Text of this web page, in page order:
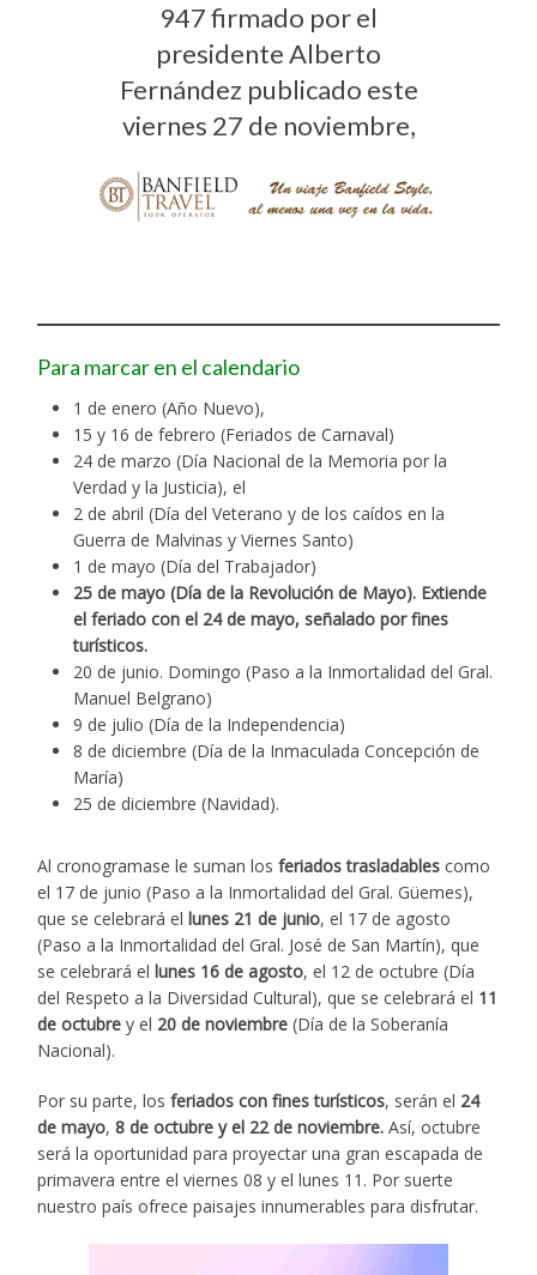
947 firmado por el
presidente Alberto
Fernández publicado este
viernes 27 de noviembre,
Para marcar en el calendario
1 de enero (Año Nuevo),
15 y 16 de febrero (Feriados de Carnaval)
24 de marzo (Día Nacional de la Memoria por la
Verdad y la Justicia), el
2 de abril (Día del Veterano y de los caídos en la
Guerra de Malvinas y Viernes Santo)
1 de mayo (Día del Trabajador)
25 de mayo (Día de la Revolución de Mayo). Extiende
el feriado con el 24 de mayo, señalado por fines
turísticos.
20 de junio. Domingo (Paso a la Inmortalidad del Gral.
Manuel Belgrano)
9 de julio (Día de la Independencia)
8 de diciembre (Día de la Inmaculada Concepción de
María)
25 de diciembre (Navidad).
Al cronogramase le suman los feriados trasladables como
el 17 de junio (Paso a la Inmortalidad del Gral. Güemes),
que se celebrará el lunes 21 de junio, el 17 de agosto
(Paso a la Inmortalidad del Gral. José de San Martín), que
se celebrará el lunes 16 de agosto, el 12 de octubre (Día
del Respeto a la Diversidad Cultural), que se celebrará el 11
de octubrey el 20 de noviembre (Día de la Soberanía
Nacional).
Por su parte, losferiados con fines turísticos, serán el 24
de mayo, 8 de octubre y el 22 de noviembre.Así, octubre
será la oportunidad para proyectar una gran escapada de
primavera entre el viernes 08 y el lunes 11. Por suerte
nuestro país ofrece paisajes innumerables para disfrutar.